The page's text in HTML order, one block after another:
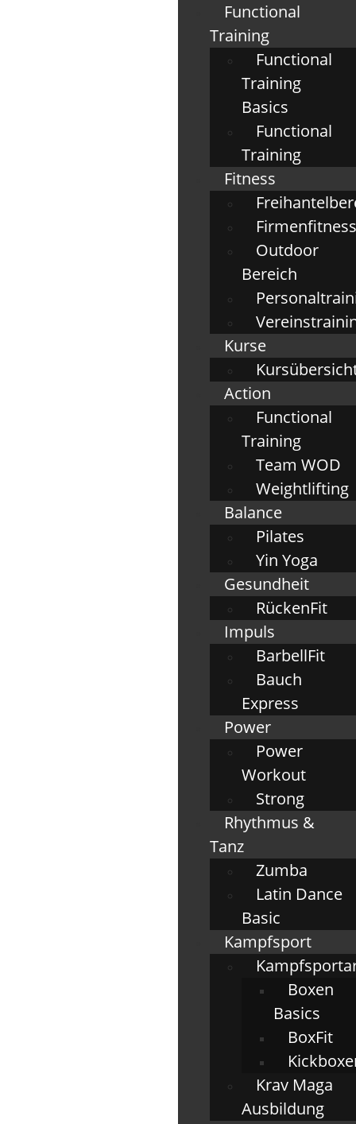
Functional
Training
Functional
Training
Basics
Functional
Training
Fitness
Firmenfitness
Outdoor
Bereich
Kurse
Action
Functional
Training
Team WOD
Weightlifting
Balance
Pilates
Yin Yoga
Gesundheit
RückenFit
Impuls
BarbellFit
Bauch
Express
Power
Power
Workout
Strong
Rhythmus &
Tanz
Zumba
Latin Dance
Basic
Kampfsport
Boxen
Basics
BoxFit
Krav Maga
Ausbildung